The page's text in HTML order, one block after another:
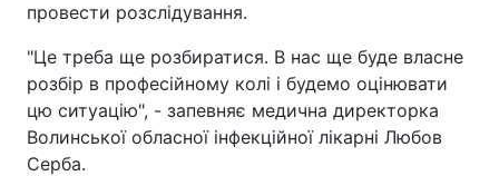
провести розслідування.
"Це треба ще розбиратися. В нас ще буде власне
розбір в професійному колі і будемо оцінювати
цю ситуацію", - запевняє медична директорка
Волинської обласної інфекційної лікарні Любов
Серба.